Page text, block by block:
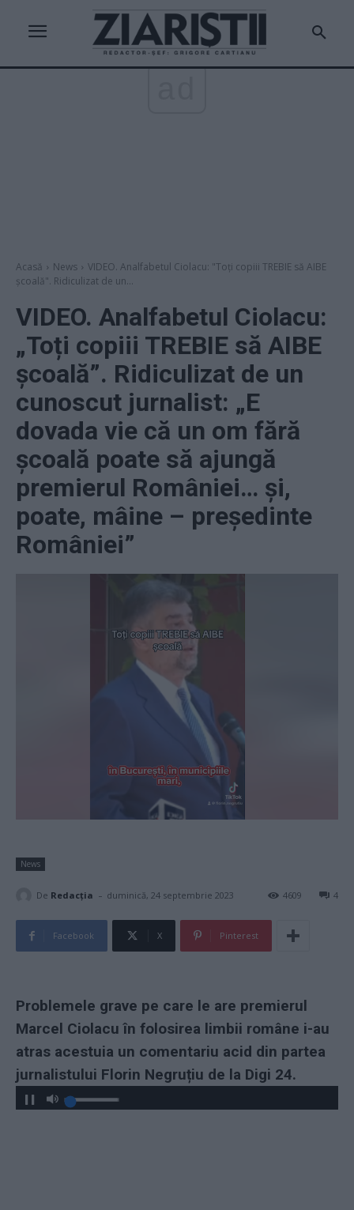
Acasă News
VIDEO. Analfabetul Ciolacu: "Toți copiii TREBIE să AIBE
școală". Ridiculizat de un...
VIDEO. Analfabetul Ciolacu:
„Toți copiii TREBIE să AIBE
școală”. Ridiculizat de un
cunoscut jurnalist: „E
dovada vie că un om fără
școală poate să ajungă
premierul României… și,
poate, mâine – președinte
României”
News
De Redacţia - duminică, 24 septembrie 2023 4
4609
Facebook X Pinterest
Problemele grave pe care le are premierul
Marcel Ciolacu în folosirea limbii române i-au
atras acestuia un comentariu acid din partea
jurnalistului Florin Negruțiu de la Digi 24.